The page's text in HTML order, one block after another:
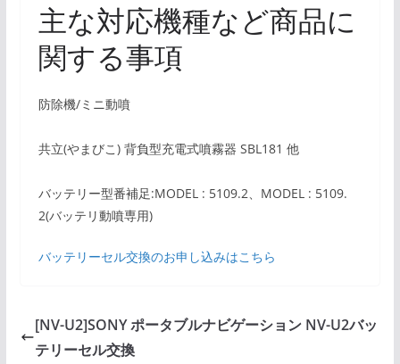
主な対応機種など商品に
関する事項
防除機/ミニ動噴
共立(やまびこ) 背負型充電式噴霧器 SBL181 他
バッテリー型番補足:MODEL : 5109.2、MODEL : 5109.
2(バッテリ動噴専用)
バッテリーセル交換のお申し込みはこちら
[NV-U2]SONY ポータブルナビゲーション NV-U2バッ
テリーセル交換